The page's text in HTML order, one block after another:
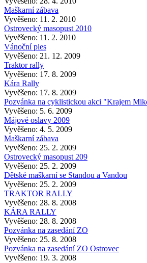
Maškarní zábava
Vyvěšeno: 11. 2. 2010
Ostrovecký masopust 2010
Vyvěšeno: 11. 2. 2010
Vánoční ples
Vyvěšeno: 21. 12. 2009
Traktor rally
Vyvěšeno: 17. 8. 2009
Kára Rally
Vyvěšeno: 17. 8. 2009
Pozvánka na cyklistickou akci "Krajem
Vyvěšeno: 5. 6. 2009
Májové oslavy 2009
Vyvěšeno: 4. 5. 2009
Maškarní zábava
Vyvěšeno: 25. 2. 2009
Ostrovecký masopust 209
Vyvěšeno: 25. 2. 2009
Dětské maškarní se Standou a Vandou
Vyvěšeno: 25. 2. 2009
TRAKTOR RALLY
Vyvěšeno: 28. 8. 2008
KÁRA RALLY
Vyvěšeno: 28. 8. 2008
Pozvánka na zasedání ZO
Vyvěšeno: 25. 8. 2008
Pozvánka na zasedání ZO Ostrovec
Vyvěšeno: 19. 3. 2008